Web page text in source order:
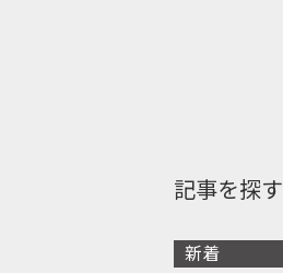
記事を探す
新着